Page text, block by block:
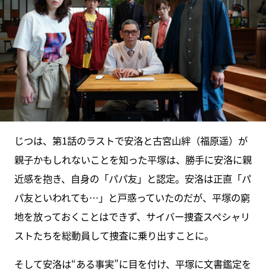
じつは、第1話のラストで安洛と古宮山絆（福原遥）が
親子かもしれないことを知った平塚は、勝手に安洛に親
近感を抱き、自身の「パパ友」と認定。安洛は正直「パ
パ友といわれても…」と戸惑っていたのだが、平塚の窮
地を放っておくことはできず、サイバー捜査スペシャリ
ストたちを総動員して捜査に乗り出すことに。
そして安洛は“ある事実”に目を付け、平塚に文書鑑定を